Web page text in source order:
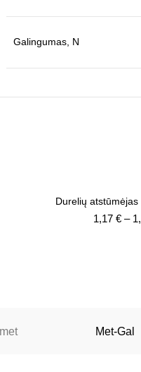
Galingumas, N
Durelių
1,17€ –
Met-Gal